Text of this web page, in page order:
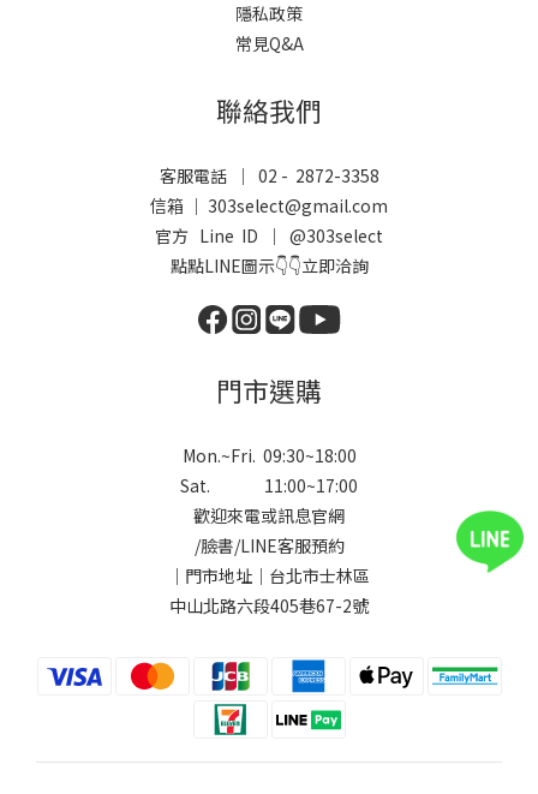
隱私政策
常見Q&A
聯絡我們
客服電話 ｜ 02 - 2872-3358
信箱 ｜ 303select@gmail.com
官方 Line ID ｜ @303select
點點LINE圖示👇👇立即洽詢
門市選購
Mon.~Fri. 09:30~18:00
Sat. 11:00~17:00
歡迎來電或訊息官網
/臉書/LINE客服預約
｜門市地址｜台北市士林區
中山北路六段405巷67-2號